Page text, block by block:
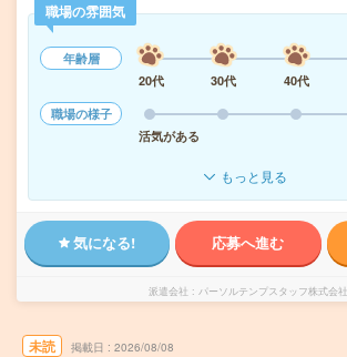
職場の雰囲気
年齢層
20代
30代 40代
職場の様子
活気がある
もっと見る
気になる! 応募へ進む
派遣会社 パーソルテンプスタッフ株式会社
未読 掲載日 2026/08/08